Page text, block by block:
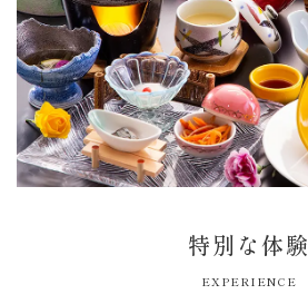
特別な体験
EXPERIENCE